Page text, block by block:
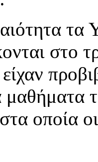
στο
είχαν
μαθήματα
οποία